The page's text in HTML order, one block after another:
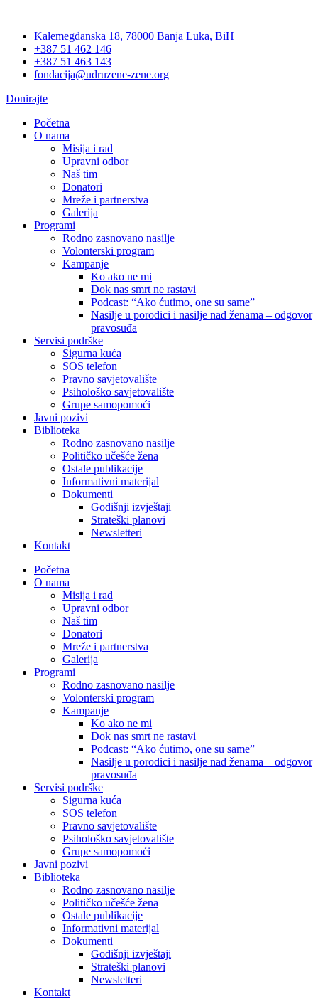
contentKalemegdanska 18, 78000 Banja Luka, BiH
+387 51 462 146
+387 51 463 143
fondacija@udruzene-zene.org
Donirajte
Početna
O nama
Misija i rad
Upravni odbor
Naš tim
Donatori
Mreže i partnerstva
Galerija
Programi
Rodno zasnovano nasilje
Volonterski program
Kampanje
Ko ako ne mi
Dok nas smrt ne rastavi
Podcast: “Ako ćutimo, one su same”
Nasilje u porodici i nasilje nad ženama – odgovor
pravosuđa
Servisi podrške
Sigurna kuća
SOS telefon
Pravno savjetovalište
Psihološko savjetovalište
Grupe samopomoći
Javni pozivi
Biblioteka
Rodno zasnovano nasilje
Političko učešće žena
Ostale publikacije
Informativni materijal
Dokumenti
Godišnji izvještaji
Strateški planovi
Newsletteri
Kontakt
Početna
O nama
Misija i rad
Upravni odbor
Naš tim
Donatori
Mreže i partnerstva
Galerija
Programi
Rodno zasnovano nasilje
Volonterski program
Kampanje
Ko ako ne mi
Dok nas smrt ne rastavi
Podcast: “Ako ćutimo, one su same”
Nasilje u porodici i nasilje nad ženama – odgovor
pravosuđa
Servisi podrške
Sigurna kuća
SOS telefon
Pravno savjetovalište
Psihološko savjetovalište
Grupe samopomoći
Javni pozivi
Biblioteka
Rodno zasnovano nasilje
Političko učešće žena
Ostale publikacije
Informativni materijal
Dokumenti
Godišnji izvještaji
Strateški planovi
Newsletteri
Kontakt